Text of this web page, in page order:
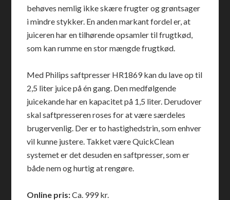
behøves nemlig ikke skære frugter og grøntsager
i mindre stykker. En anden markant fordel er, at
juiceren har en tilhørende opsamler til frugtkød,
som kan rumme en stor mængde frugtkød.
Med Philips saftpresser HR1869 kan du lave op til
2,5 liter juice på én gang. Den medfølgende
juicekande har en kapacitet på 1,5 liter. Derudover
skal saftpresseren roses for at være særdeles
brugervenlig. Der er to hastighedstrin, som enhver
vil kunne justere. Takket være QuickClean
systemet er det desuden en saftpresser, som er
både nem og hurtig at rengøre.
Online pris:Ca. 999 kr.